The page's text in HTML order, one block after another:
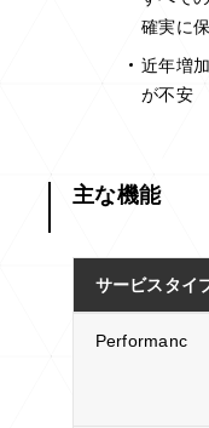
確実に
近年増
が不安
主な機能
サービスタイ
Performanc